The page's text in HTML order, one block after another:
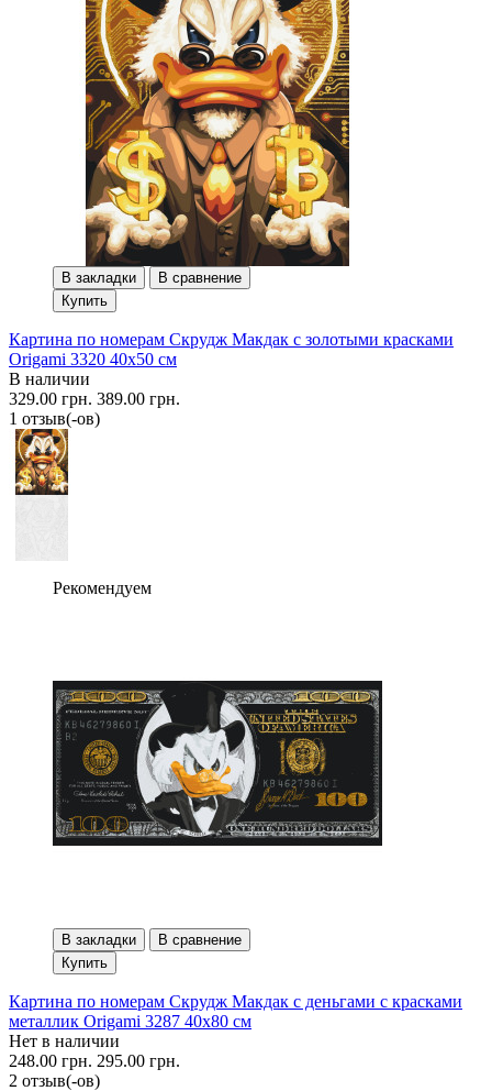
В закладки
В сравнение
Купить
Картина по номерам Скрудж Макдак с золотыми красками
Origami 3320 40x50 см
В наличии
329.00 грн. 389.00 грн.
1 отзыв(-ов)
Рекомендуем
В закладки
В сравнение
Купить
Картина по номерам Скрудж Макдак с деньгами с красками
металлик Origami 3287 40x80 см
Нет в наличии
248.00 грн. 295.00 грн.
2 отзыв(-ов)